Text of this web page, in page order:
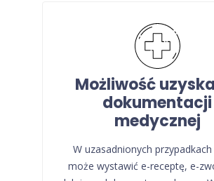
Możliwość
dokumentacji
medycznej
W uzasadnionych
może wystawić e-receptę, e-